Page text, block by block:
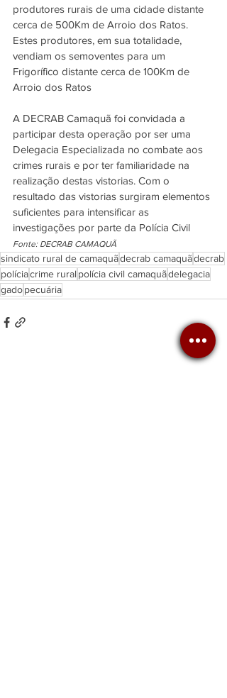
produtores rurais de uma cidade distante
cerca de 500Km de Arroio dos Ratos.
Estes produtores, em sua totalidade,
vendiam os semoventes para um
Frigorífico distante cerca de 100Km de
Arroio dos Ratos
A DECRAB Camaquã foi convidada a
participar desta operação por ser uma
Delegacia Especializada no combate aos
crimes rurais e por ter familiaridade na
realização destas vistorias. Com o
resultado das vistorias surgiram elementos
suficientes para intensificar as
investigações por parte da Polícia Civil
Fonte: DECRAB CAMAQUÃ
sindicato rural de camaquãdecrab camaquãdecrab
políciacrime rural polícia civil camaquãdelegacia
gadopecuária